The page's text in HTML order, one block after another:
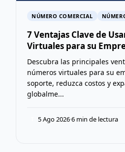
NÚMERO COMERCIAL
7 Ventajas Clave de
Virtuales para su
Descubra las principales
números virtuales para su
soporte, reduzca costos y
globalme...
5 Ago 2026·6 min de lectura